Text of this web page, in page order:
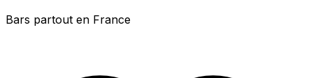
Bars partout en France